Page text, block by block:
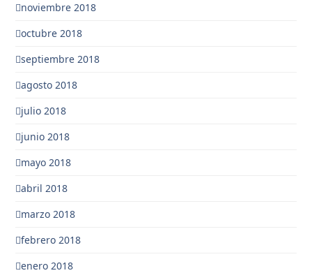
noviembre 2018
octubre 2018
septiembre 2018
agosto 2018
julio 2018
junio 2018
mayo 2018
abril 2018
marzo 2018
febrero 2018
enero 2018